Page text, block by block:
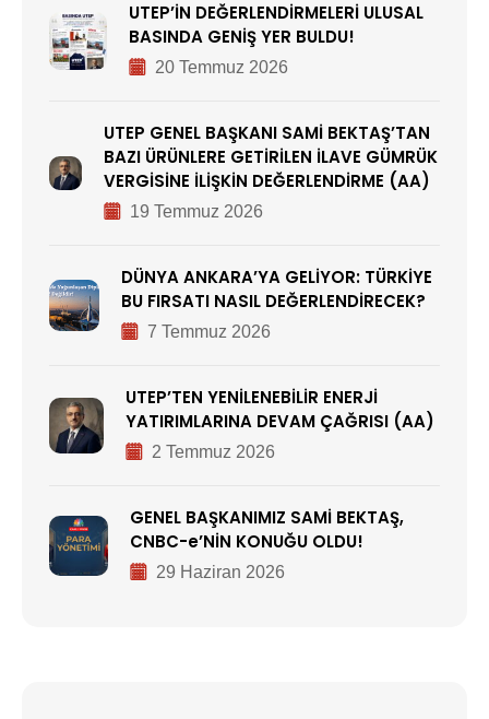
UTEP’İN DEĞERLENDİRMELERİ ULUSAL
BASINDA GENİŞ YER BULDU!
20 Temmuz 2026
UTEP GENEL BAŞKANI SAMİ BEKTAŞ’TAN
BAZI ÜRÜNLERE GETİRİLEN İLAVE GÜMRÜK
VERGİSİNE İLİŞKİN DEĞERLENDİRME (AA)
19 Temmuz 2026
DÜNYA ANKARA’YA GELİYOR: TÜRKİYE
BU FIRSATI NASIL DEĞERLENDİRECEK?
7 Temmuz 2026
UTEP’TEN YENİLENEBİLİR ENERJİ
YATIRIMLARINA DEVAM ÇAĞRISI (AA)
2 Temmuz 2026
GENEL BAŞKANIMIZ SAMİ BEKTAŞ,
CNBC-e’NİN KONUĞU OLDU!
29 Haziran 2026